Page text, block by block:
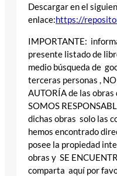
Descargar en el
enlace:https://
IMPORTANTE:
presente listado de
medio búsqueda de
terceras personas ,
AUTORÍA de las
SOMOS
dichas obras solo las
hemos encontrado
posee la propiedad
obras y SE
comparta aquí por